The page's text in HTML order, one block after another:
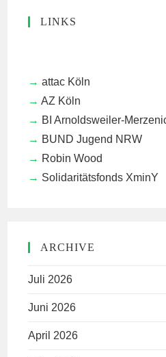
LINKS
attac Köln
AZ Köln
BI Arnoldsweiler-
BUND Jugend NRW
Robin Wood
Solidaritätsfonds XminY
ARCHIVE
Juli 2026
Juni 2026
April 2026